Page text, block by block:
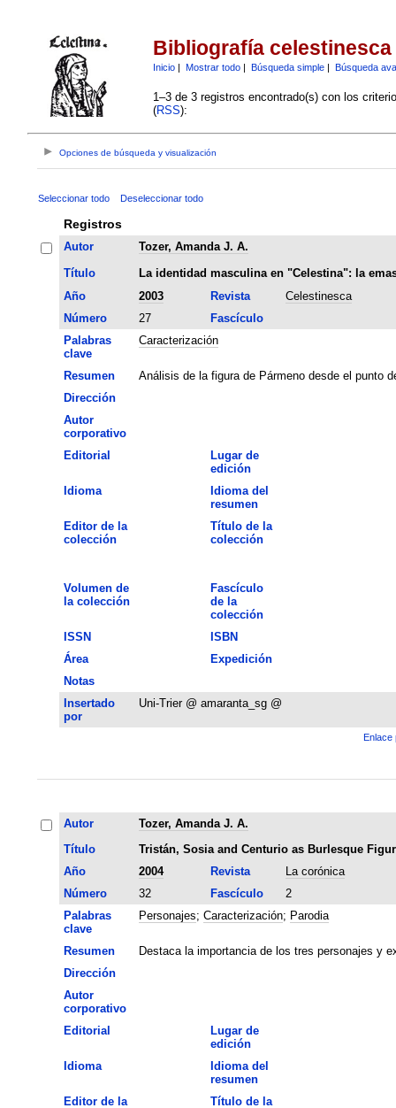
Bibliografía celestinesca
Inicio| Mostrar todo| Búsqueda simple| Búsqueda
1–3 de 3 registros encontrado(s) con los
(RSS):
Opciones de búsqueda y visualización
Seleccionar todo Deseleccionar todo
Registros
Autor
Tozer, Amanda J. A.
Título
La identidad masculina en "Celestina": la
Año
2003 Revista
Celestinesca
Número
27
Fascículo
Palabras
clave
Caracterización
Resumen
Análisis de la figura de Pármeno desde el punto
Dirección
Autor
corporativo
Editorial
Lugar de
edición
Idioma
Idioma del
resumen
Editor de la
colección
Título de la
colección
Volumen de
la colección
Fascículo
de la
colección
ISSN
ISBN
Área
Expedición
Notas
Insertado
por
Uni-Trier @ amaranta_sg @
Enlace
Autor
Tozer, Amanda J. A.
Título
Tristán, Sosia and Centurio as Burlesque
Año
2004 Revista
La corónica
Número
32 Fascículo
2
Palabras
clave
Personajes; Caracterización; Parodia
Resumen
Destaca la importancia de los tres personajes y
Dirección
Autor
corporativo
Editorial
Lugar de
edición
Idioma
Idioma del
resumen
Editor de la
Título de la